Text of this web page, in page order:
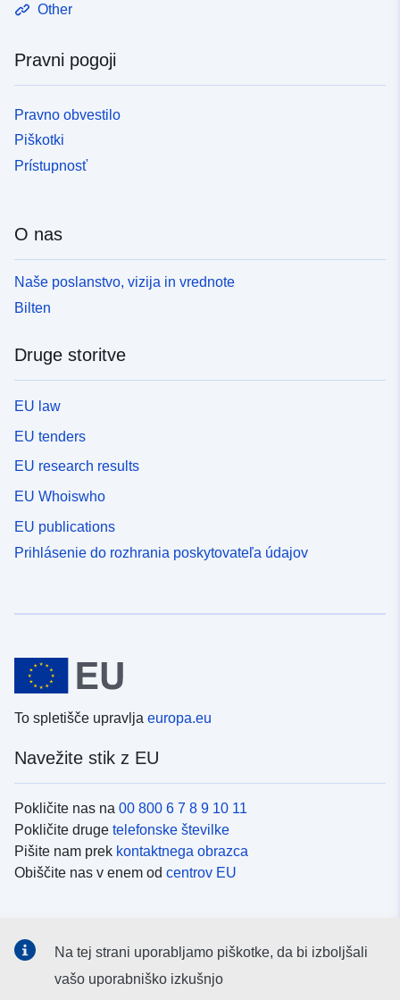
Other
Pravni pogoji
Pravno obvestilo
Piškotki
Prístupnosť
O nas
Naše poslanstvo, vizija in vrednote
Bilten
Druge storitve
EU law
EU tenders
EU research results
EU Whoiswho
EU publications
Prihlásenie do rozhrania poskytovateľa údajov
To spletišče upravlja europa.eu
Navežite stik z EU
Pokličite nas na 00 800 6 7 8 9 10 11
Pokličite druge telefonske številke
Pišite nam prek kontaktnega obrazca
Obiščite nas v enem od centrov EU
Iskanje podružbenih medijih EU
Na tej strani uporabljamo piškotke, da bi izboljšali
vašo uporabniško izkušnjo